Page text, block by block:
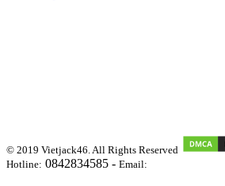
© 2019 Vietjack46. All Rights Reserved
Hotline: 0842834585 - Email: